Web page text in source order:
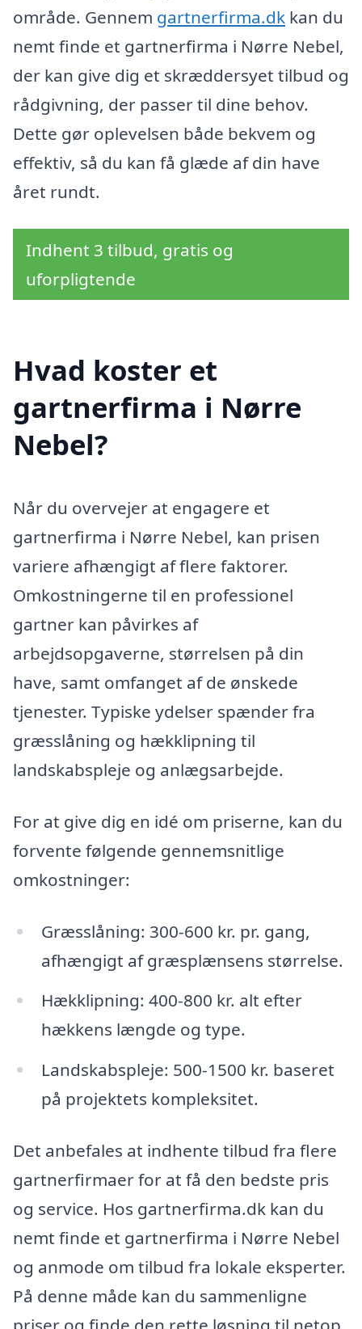
område. Gennem gartnerfirma.dk kan du
nemt finde et gartnerfirma i Nørre Nebel,
der kan give dig et skræddersyet tilbud og
rådgivning, der passer til dine behov.
Dette gør oplevelsen både bekvem og
effektiv, så du kan få glæde af din have
året rundt.
Indhent 3 tilbud, gratis og
uforpligtende
Hvad koster et
gartnerfirma i Nørre
Nebel?
Når du overvejer at engagere et
gartnerfirma i Nørre Nebel, kan prisen
variere afhængigt af flere faktorer.
Omkostningerne til en professionel
gartner kan påvirkes af
arbejdsopgaverne, størrelsen på din
have, samt omfanget af de ønskede
tjenester. Typiske ydelser spænder fra
græsslåning og hækklipning til
landskabspleje og anlægsarbejde.
For at give dig en idé om priserne, kan du
forvente følgende gennemsnitlige
omkostninger:
Græsslåning: 300-600 kr. pr. gang,
afhængigt af græsplænsens størrelse.
Hækklipning: 400-800 kr. alt efter
hækkens længde og type.
Landskabspleje: 500-1500 kr. baseret
på projektets kompleksitet.
Det anbefales at indhente tilbud fra flere
gartnerfirmaer for at få den bedste pris
og service. Hos gartnerfirma.dk kan du
nemt finde et gartnerfirma i Nørre Nebel
og anmode om tilbud fra lokale eksperter.
På denne måde kan du sammenligne